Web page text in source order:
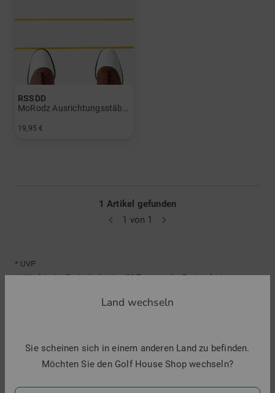
RSSDD
19,95 €
1 Artikel gefunden
1 von 1
* UVP
** Niedrigster Preis der letzten 30 Tage vor der Preisreduzierung
Folgen Sie uns auf Facebook & Co und erfahren Sie alles
Wissenswerte rund ums Thema Golfsport.
Land wechseln
Sie scheinen sich in einem anderen Land zu befinden.
Möchten Sie den Golf House Shop wechseln?